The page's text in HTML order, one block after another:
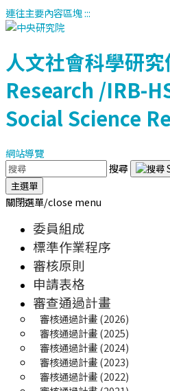
連往主要內容區塊:::
人文社會科學研
Research /IRB-
Social Science
網站導覽
搜尋
主選單
關閉選單/close menu
委員組成
標準作業程序
審核原則
申請表格
審查通過計畫
審核通過計畫 (2026)
審核通過計畫 (2025)
審核通過計畫 (2024)
審核通過計畫 (2023)
審核通過計畫 (2022)